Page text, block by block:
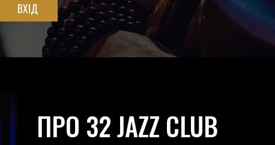
ВХІД
ПРО 32 JAZZ CLUB